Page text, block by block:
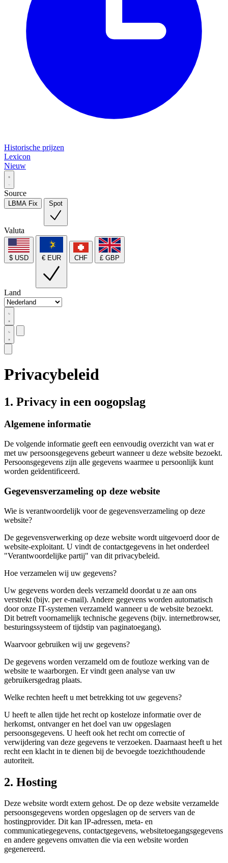
Historische prijzen
Lexicon
Nieuw
Source
LBMA Fix Spot
Valuta
$ USD € EUR CHF £ GBP
Land
Privacybeleid
1. Privacy in een oogopslag
Algemene informatie
De volgende informatie geeft een eenvoudig overzicht van wat er
met uw persoonsgegevens gebeurt wanneer u deze website bezoekt.
Persoonsgegevens zijn alle gegevens waarmee u persoonlijk kunt
worden geïdentificeerd.
Gegevensverzameling op deze website
Wie is verantwoordelijk voor de gegevensverzameling op deze
website?
De gegevensverwerking op deze website wordt uitgevoerd door de
website-exploitant. U vindt de contactgegevens in het onderdeel
"Verantwoordelijke partij" van dit privacybeleid.
Hoe verzamelen wij uw gegevens?
Uw gegevens worden deels verzameld doordat u ze aan ons
verstrekt (bijv. per e-mail). Andere gegevens worden automatisch
door onze IT-systemen verzameld wanneer u de website bezoekt.
Dit betreft voornamelijk technische gegevens (bijv. internetbrowser,
besturingssysteem of tijdstip van paginatoegang).
Waarvoor gebruiken wij uw gegevens?
De gegevens worden verzameld om de foutloze werking van de
website te waarborgen. Er vindt geen analyse van uw
gebruikersgedrag plaats.
Welke rechten heeft u met betrekking tot uw gegevens?
U heeft te allen tijde het recht op kosteloze informatie over de
herkomst, ontvanger en het doel van uw opgeslagen
persoonsgegevens. U heeft ook het recht om correctie of
verwijdering van deze gegevens te verzoeken. Daarnaast heeft u het
recht een klacht in te dienen bij de bevoegde toezichthoudende
autoriteit.
2. Hosting
Deze website wordt extern gehost. De op deze website verzamelde
persoonsgegevens worden opgeslagen op de servers van de
hostingprovider. Dit kan IP-adressen, meta- en
communicatiegegevens, contactgegevens, websitetoegangsgegevens
en andere gegevens omvatten die via een website worden
gegenereerd.